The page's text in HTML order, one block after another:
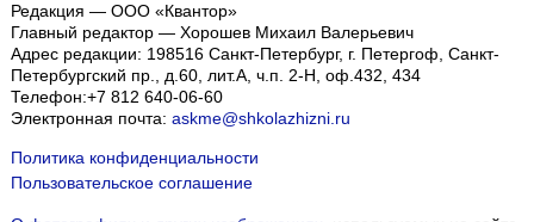
Редакция — ООО «Квантор»
Главный редактор — Хорошев Михаил Валерьевич
Адрес редакции: 198516 Санкт-Петербург, г. Петергоф, Санкт-
Петербургский пр., д.60, лит.А, ч.п. 2-Н, оф.432, 434
Телефон:+7 812 640-06-60
Электронная почта: askme@shkolazhizni.ru
Политика конфиденциальности
Пользовательское соглашение